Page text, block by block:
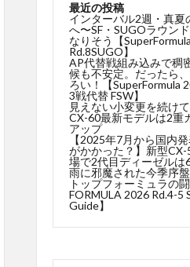
最近の投稿
インターバル2週・真夏
へ〜SF・SUGOラウン
なりそう【
Rd.8SUGO】
AP代替戦組み込みで稠
候も不安定。だったら
ろい！【SuperFormula
3戦代替 FSW】
見えない小変更を続けて
CX-60最新モデルは2重
アップ
【2025年7月から国内
がかかった？】新型
場で2代目ディーゼルは
雨に邪魔された今季序
トップフォーミュラの
FORMULA 2026 Rd.4-5
Guide】